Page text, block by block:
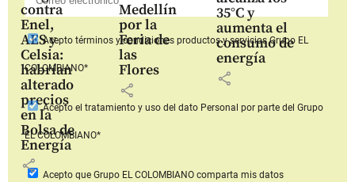
contra
Enel,
AES y
Celsia:
habrían
alterado
precios
en la
Bolsa de
Energía
share
Medellín
por la
Feria de
las
Flores
share
35°C y
aumenta el
consumo de
energía
share
Aceptotérminos y condiciones productos y serviciosGrupo EL
COLOMBIANO*
Acepto el tratamiento y uso del dato Personal por parte del Grupo
EL COLOMBIANO*
Acepto que Grupo EL COLOMBIANOcomparta mis datos